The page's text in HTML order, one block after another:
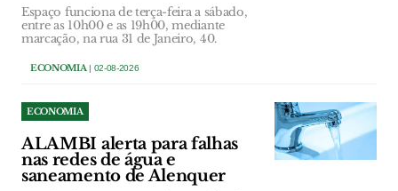
Espaço funciona de terça-feira a sábado,
entre as 10h00 e as 19h00, mediante
marcação, na rua 31 de Janeiro, 40.
ECONOMIA| 02-08-2026
ECONOMIA
ALAMBI alerta para falhas
nas redes de água e
saneamento de Alenquer